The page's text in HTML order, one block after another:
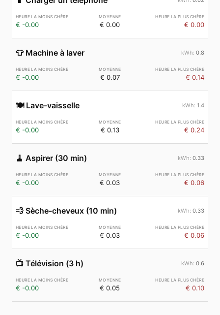
€ -0.00 € 0.00 € 0.00
👕 Machine à laver 0.8
€ -0.00 € 0.07 € 0.14
🍽️ Lave-vaisselle 1.4
€ -0.00 € 0.13 € 0.24
🧹 Aspirer (30 min) 0.33
€ -0.00 € 0.03 € 0.06
💨 Sèche-cheveux (10 min) 0.33
€ -0.00 € 0.03 € 0.06
📺 Télévision (3 h) 0.6
€ -0.00 € 0.05 € 0.10